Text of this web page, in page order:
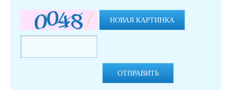
НОВАЯ КАРТИНКА
ОТПРАВИТЬ